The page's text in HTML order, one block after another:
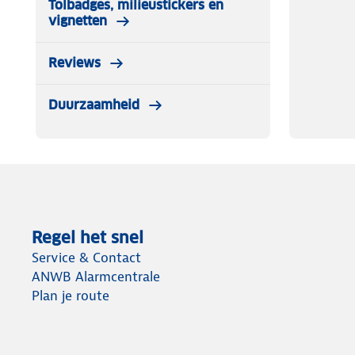
Tolbadges, milieustickers en
vignetten
Reviews
Duurzaamheid
Regel het snel
Service & Contact
ANWB Alarmcentrale
Plan je route